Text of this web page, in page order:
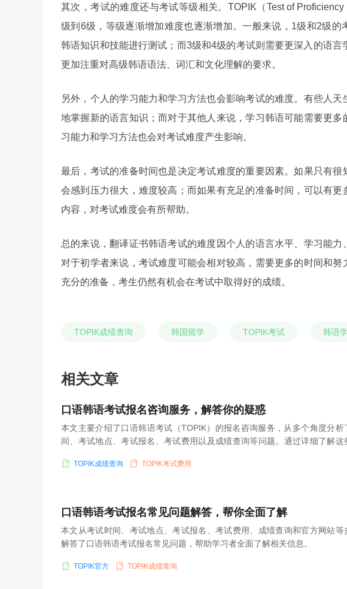
其次，考试的难度还与考试等级相关。TOPIK（Test of
级到6级，等级逐渐增加难度也逐渐增加。一般来说，1级和2级的
韩语知识和技能进行测试；而3级和4级的考试则需要更深入的语言
更加注重对高级韩语语法、词汇和文化理解的要求。
另外，个人的学习能力和学习方法也会影响考试的难度。有些人
地掌握新的语言知识；而对于其他人来说，学习韩语可能需要更
习能力和学习方法也会对考试难度产生影响。
最后，考试的准备时间也是决定考试难度的重要因素。如果只有
会感到压力很大，难度较高；而如果有充足的准备时间，可以有
内容，对考试难度会有所帮助。
总的来说，翻译证书韩语考试的难度因个人的语言水平、学习能力
对于初学者来说，考试难度可能会相对较高，需要更多的时间和
充分的准备，考生仍然有机会在考试中取得好的成绩。
TOPIK成绩查询 韩国留学 TOPIK考试 韩语
相关文章
口语韩语考试报名咨询服务，解答你的疑惑
本文主要介绍了口语韩语考试（TOPIK）的报名咨询服务，从多个角度分析
间、考试地点、考试报名、考试费用以及成绩查询等问题。通过详细了解这
TOPIK成绩查询 TOPIK考试费用
口语韩语考试报名常见问题解答，帮你全面了解
本文从考试时间、考试地点、考试报名、考试费用、成绩查询和官方网站等
解答了口语韩语考试报名常见问题，帮助学习者全面了解相关信息。
TOPIK官方 TOPIK成绩查询